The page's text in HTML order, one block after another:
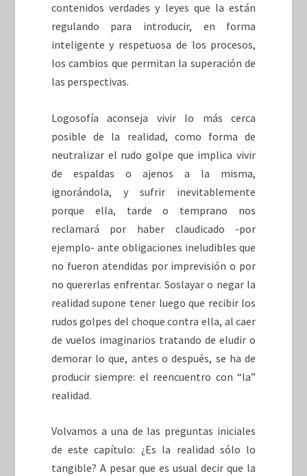
contenidos verdades y leyes que la están
regulando para introducir, en forma
inteligente y respetuosa de los procesos,
los cambios que permitan la superación de
las perspectivas.
Logosofía aconseja vivir lo más cerca
posible de la realidad, como forma de
neutralizar el rudo golpe que implica vivir
de espaldas o ajenos a la misma,
ignorándola, y sufrir inevitablemente
porque ella, tarde o temprano nos
reclamará por haber claudicado -por
ejemplo- ante obligaciones ineludibles que
no fueron atendidas por imprevisión o por
no quererlas enfrentar. Soslayar o negar la
realidad supone tener luego que recibir los
rudos golpes del choque contra ella, al caer
de vuelos imaginarios tratando de eludir o
demorar lo que, antes o después, se ha de
producir siempre: el reencuentro con “la”
realidad.
Volvamos a una de las preguntas iniciales
de este capítulo: ¿Es la realidad sólo lo
tangible? A pesar que es usual decir que la